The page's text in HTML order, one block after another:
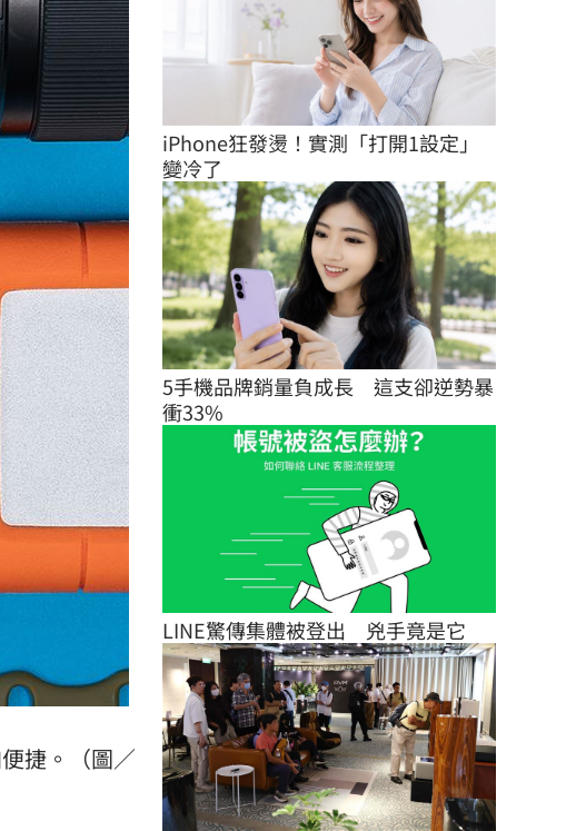
捷。（圖／
iPhone狂發燙！實測「打開1設定」
變冷了
5手機品牌銷量負成長　這支卻逆勢暴
衝33%
LINE驚傳集體被登出　兇手竟是它